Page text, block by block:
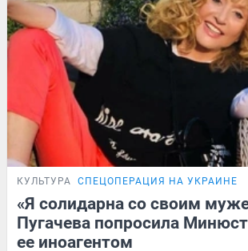
КУЛЬТУРА СПЕЦОПЕРАЦИЯ НА УКРАИНЕ
«Я солидарна со своим
Пугачева попросила
ее иноагентом